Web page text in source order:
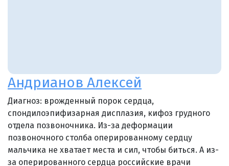
Андрианов Алексей
Диагноз: врожденный порок сердца,
спондилоэпифизарная дисплазия, кифоз грудного
отдела позвоночника. Из-за деформации
позвоночного столба оперированному сердцу
мальчика не хватает места и сил, чтобы биться. А из-
за оперированного сердца российские врачи